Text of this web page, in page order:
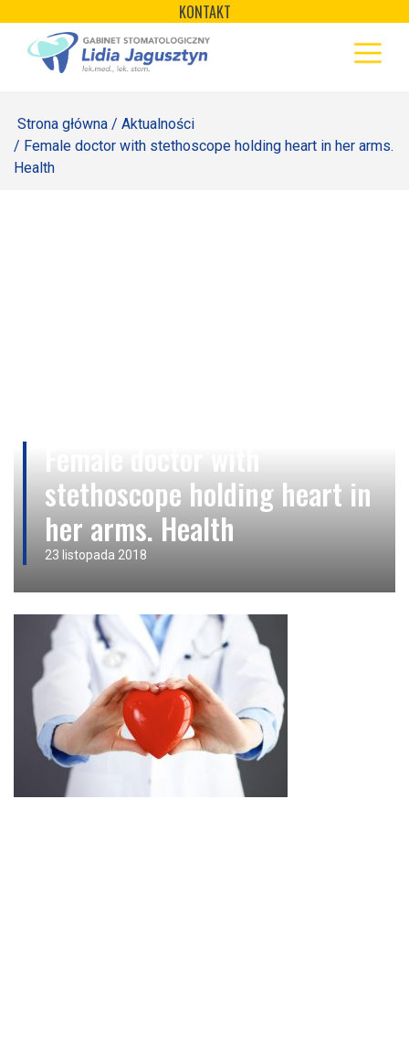
content
KONTAKT ×
STRONA GŁÓWNA
REJESTRACJA
GALERIA
Strona główna / Aktualności
/ Female doctor with stethoscope holding heart in her arms.
Health
Female doctor with
stethoscope holding heart in
her arms. Health
23 listopada 2018